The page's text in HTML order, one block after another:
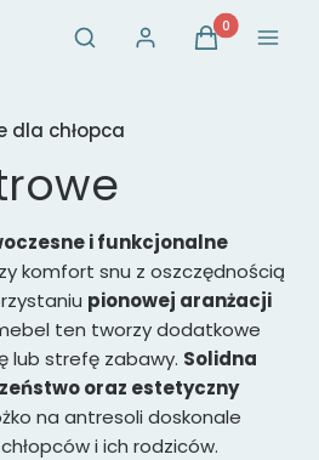
Otwórz wyszukiwarkę
Szukaj Zaloguj sięProdukty w
Koszyk Menu
dla chłopca
i funkcjonalne
komfort snu z oszczędnością
pionowej aranżacji
ten tworzy dodatkowe
lub strefę zabawy. Solidna
oraz estetyczny
na antresoli doskonale
i ich rodziców.